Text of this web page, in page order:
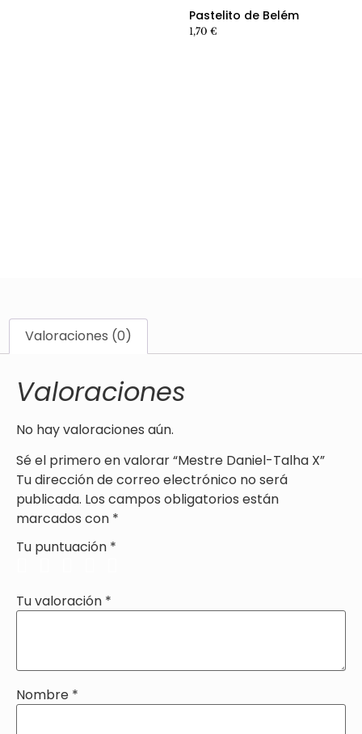
Ver producto producto
Pastelito de Belém
1,70 €
Valoraciones (0)
Valoraciones
No hay valoraciones aún.
Sé el primero en valorar “Mestre Daniel-Talha X”
Tu dirección de correo electrónico no será
publicada. Los campos obligatorios están
marcados con *
Tu puntuación *
Tu valoración *
Nombre *